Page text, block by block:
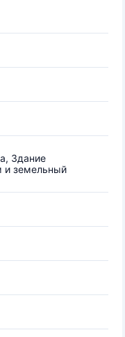
Здание
и земельный